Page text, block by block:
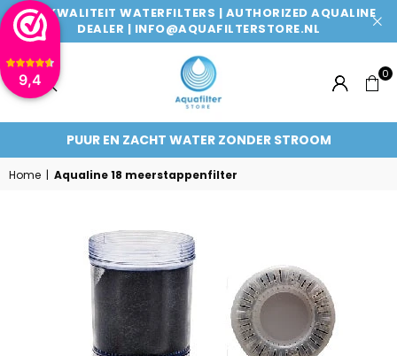
9,4
TOPKWALITEIT WATERFILTERS | AUTHORIZED AQUALINE
DEALER | INFO@AQUAFILTERSTORE.NL
AQUAFILTERSTORE
0
PUUR EN ZACHT WATER ZONDER STROOM
Home | Aqualine 18 meerstappenfilter